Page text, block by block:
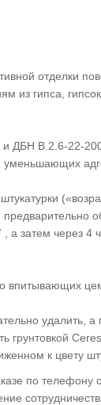
отделки
гипса,
и ДБН В.2.6-
а затем через 4
удалить,
грунтовкой
к цвету
по телефону